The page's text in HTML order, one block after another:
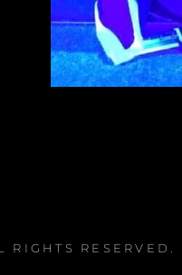
RIGHTS RESERVED.